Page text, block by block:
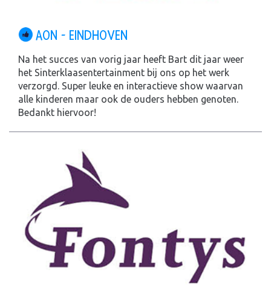
AON - EINDHOVEN
Na het succes van vorig jaar heeft Bart dit jaar weer
het Sinterklaasentertainment bij ons op het werk
verzorgd. Super leuke en interactieve show waarvan
alle kinderen maar ook de ouders hebben genoten.
Bedankt hiervoor!